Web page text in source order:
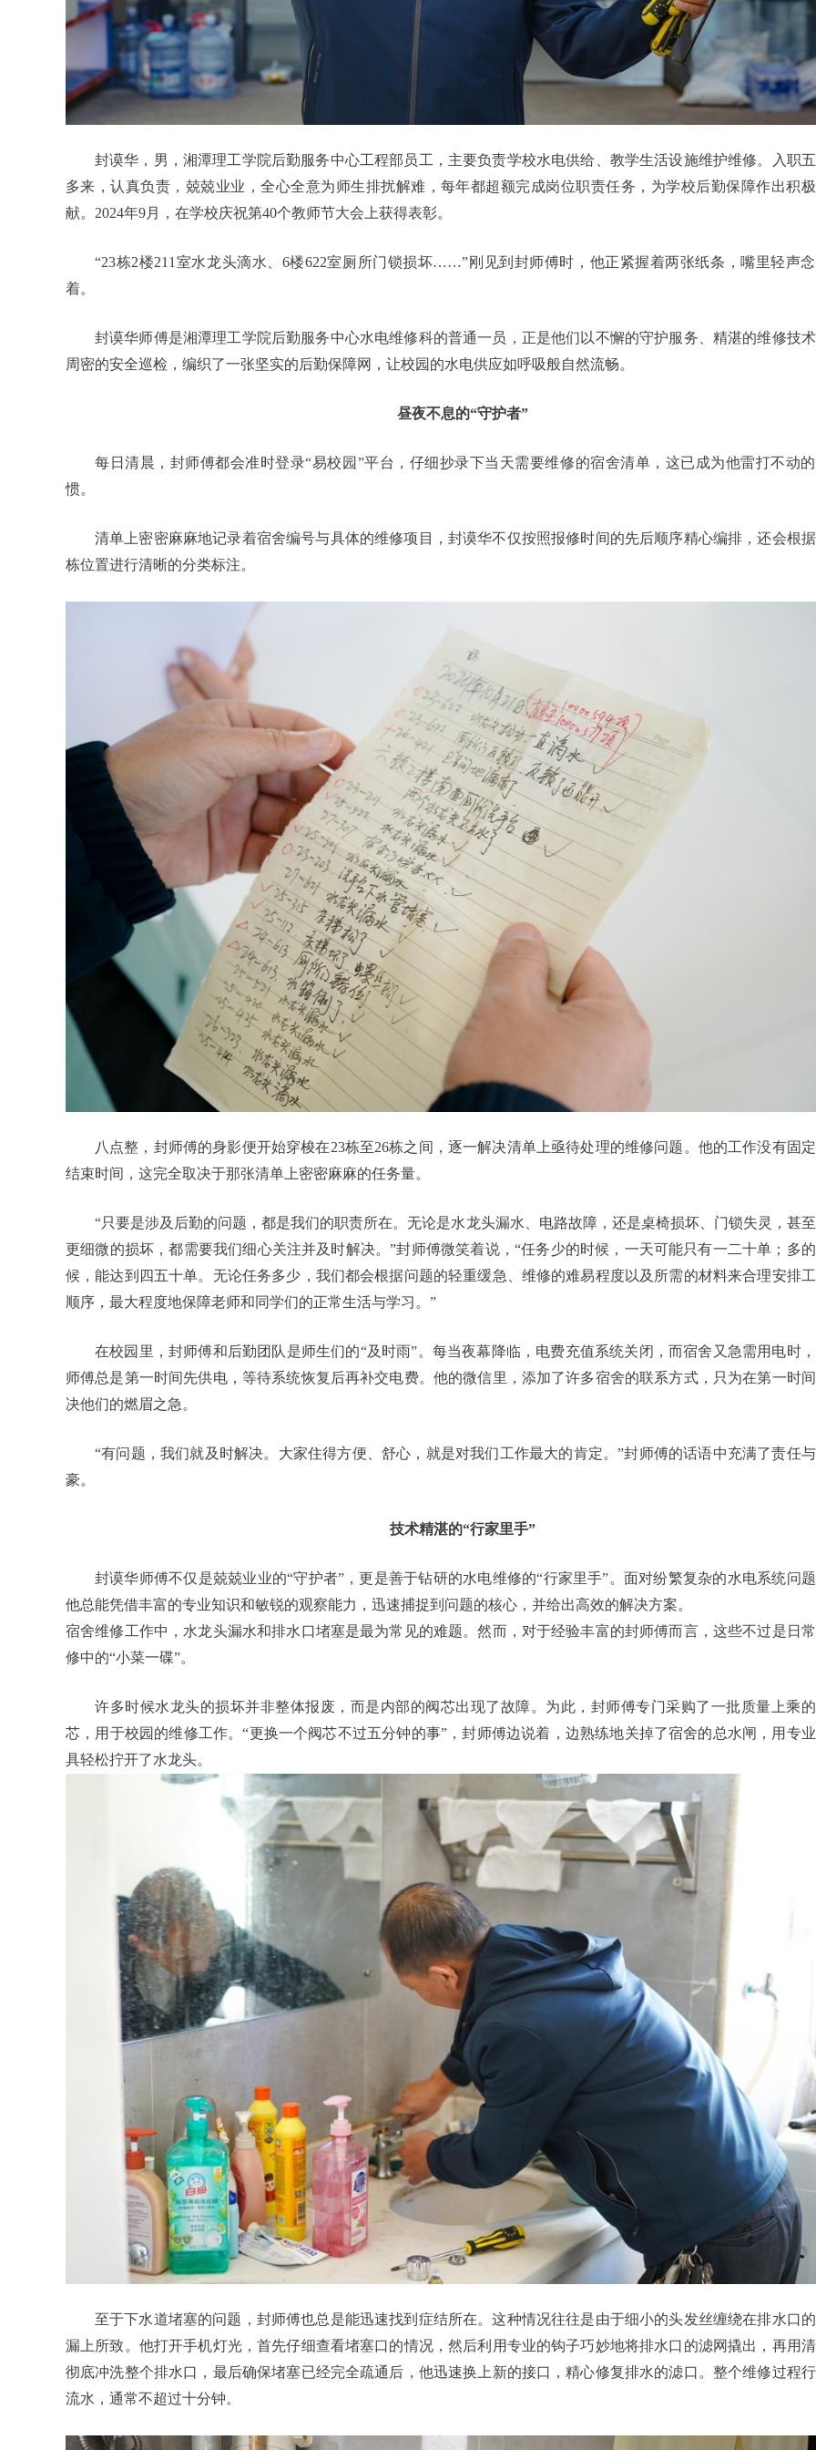
封谟华，男，湘潭理工学院后勤服务中心工程部员工，主要负责学校水电供给、教学生活设施维护维修。入职
多来，认真负责，兢兢业业，全心全意为师生排扰解难，每年都超额完成岗位职责任务，为学校后勤保障作出积
献。2024年9月，在学校庆祝第40个教师节大会上获得表彰。
“23栋2楼211室水龙头滴水、6楼622室厕所门锁损坏……”刚见到封师傅时，他正紧握着两张纸条，嘴里轻声
着。
封谟华师傅是湘潭理工学院后勤服务中心水电维修科的普通一员，正是他们以不懈的守护服务、精湛的维修技
周密的安全巡检，编织了一张坚实的后勤保障网，让校园的水电供应如呼吸般自然流畅。
昼夜不息的“守护者”
每日清晨，封师傅都会准时登录“易校园”平台，仔细抄录下当天需要维修的宿舍清单，这已成为他雷打不动
惯。
清单上密密麻麻地记录着宿舍编号与具体的维修项目，封谟华不仅按照报修时间的先后顺序精心编排，还会根
栋位置进行清晰的分类标注。
八点整，封师傅的身影便开始穿梭在23栋至26栋之间，逐一解决清单上亟待处理的维修问题。他的工作没有固
结束时间，这完全取决于那张清单上密密麻麻的任务量。
“只要是涉及后勤的问题，都是我们的职责所在。无论是水龙头漏水、电路故障，还是桌椅损坏、门锁失灵，甚
更细微的损坏，都需要我们细心关注并及时解决。”封师傅微笑着说，“任务少的时候，一天可能只有一二十单；多
候，能达到四五十单。无论任务多少，我们都会根据问题的轻重缓急、维修的难易程度以及所需的材料来合理安排
顺序，最大程度地保障老师和同学们的正常生活与学习。”
在校园里，封师傅和后勤团队是师生们的“及时雨”。每当夜幕降临，电费充值系统关闭，而宿舍又急需用电时
师傅总是第一时间先供电，等待系统恢复后再补交电费。他的微信里，添加了许多宿舍的联系方式，只为在第一时
决他们的燃眉之急。
“有问题，我们就及时解决。大家住得方便、舒心，就是对我们工作最大的肯定。”封师傅的话语中充满了责任
豪。
技术精湛的“行家里手”
封谟华师傅不仅是兢兢业业的“守护者”，更是善于钻研的水电维修的“行家里手”。面对纷繁复杂的水电系统问
他总能凭借丰富的专业知识和敏锐的观察能力，迅速捕捉到问题的核心，并给出高效的解决方案。
宿舍维修工作中，水龙头漏水和排水口堵塞是最为常见的难题。然而，对于经验丰富的封师傅而言，这些不过是日
修中的“小菜一碟”。
许多时候水龙头的损坏并非整体报废，而是内部的阀芯出现了故障。为此，封师傅专门采购了一批质量上乘
芯，用于校园的维修工作。“更换一个阀芯不过五分钟的事”，封师傅边说着，边熟练地关掉了宿舍的总水闸，用专
具轻松拧开了水龙头。
至于下水道堵塞的问题，封师傅也总是能迅速找到症结所在。这种情况往往是由于细小的头发丝缠绕在排水口
漏上所致。他打开手机灯光，首先仔细查看堵塞口的情况，然后利用专业的钩子巧妙地将排水口的滤网撬出，再用
彻底冲洗整个排水口，最后确保堵塞已经完全疏通后，他迅速换上新的接口，精心修复排水的滤口。整个维修过程
流水，通常不超过十分钟。